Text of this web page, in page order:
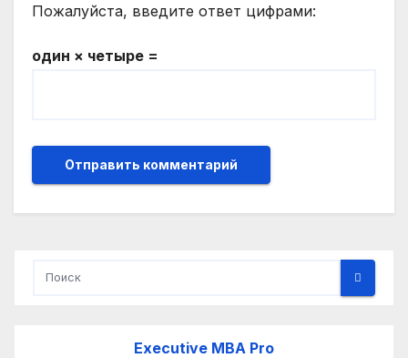
Пожалуйста, введите ответ цифрами:
один × четыре =
Executive MBA Pro